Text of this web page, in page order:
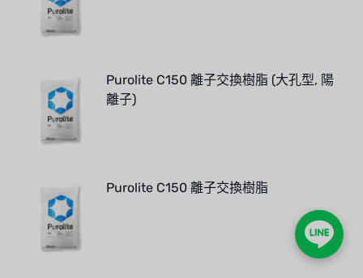
Purolite C150 離子交換樹脂 (大孔型, 陽
離子)
Purolite C150 離子交換樹脂